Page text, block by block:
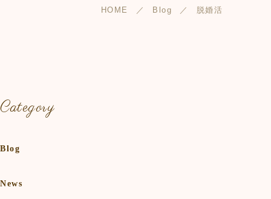
HOME Blog 脱婚活
Category
Blog
News